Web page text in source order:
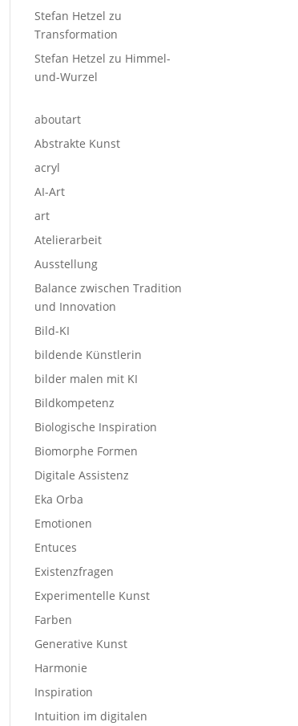
Stefan Hetzel zu
Transformation
Stefan Hetzel zu Himmel-
und-Wurzel
aboutart
Abstrakte Kunst
acryl
AI-Art
art
Atelierarbeit
Ausstellung
Balance zwischen Tradition
und Innovation
Bild-KI
bildende Künstlerin
bilder malen mit KI
Bildkompetenz
Biologische Inspiration
Biomorphe Formen
Digitale Assistenz
Eka Orba
Emotionen
Entuces
Existenzfragen
Experimentelle Kunst
Farben
Generative Kunst
Harmonie
Inspiration
Intuition im digitalen